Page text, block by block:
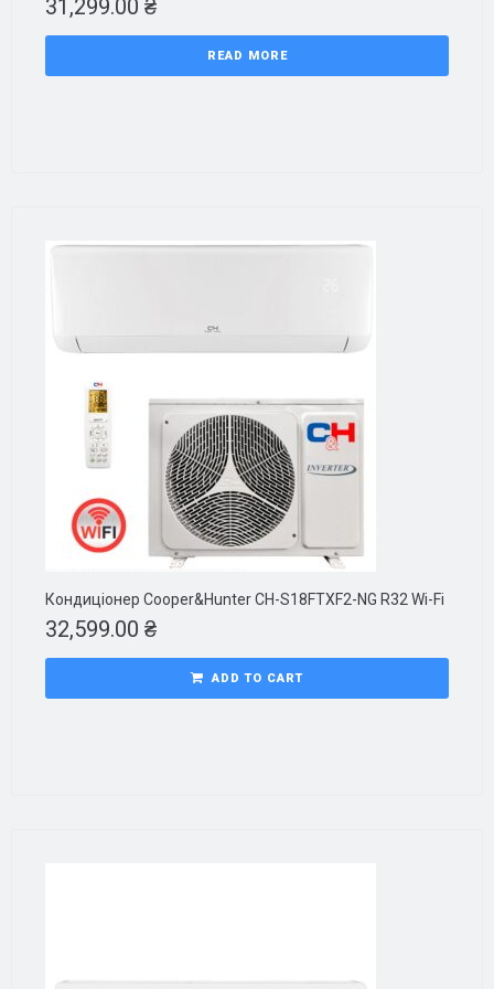
31,299.00 ₴
READ MORE
Кондиціонер Cooper&Hunter CH-S18FTXF2-NG R32 Wi-Fi
32,599.00 ₴
ADD TO CART